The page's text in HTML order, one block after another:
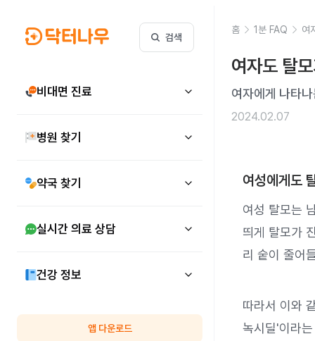
검색
비대면 진료
병원 찾기
약국 찾기
실시간 의료 상담
건강 정보
앱 다운로드
홈 1분 FAQ 여
여자도 탈
여자에게 나타
2024.02.07
여성에게도
여성 탈모는
띄게 탈모가
리 숱이 줄어
따라서 이와
녹시딜'이라